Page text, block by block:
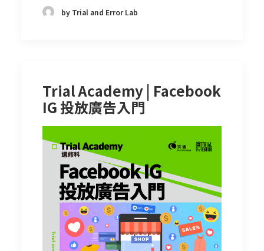
by Trial and Error Lab
Trial Academy | Facebook
IG 投放廣告入門